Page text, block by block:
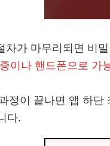
차가 마무리되면 비
이나 핸드폰으로 가
정이 끝나면 앱 하단
다.